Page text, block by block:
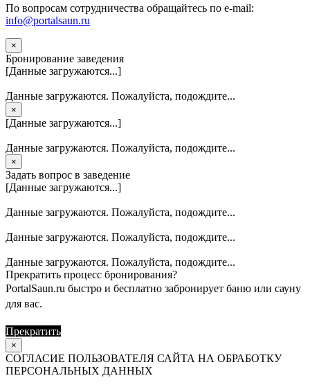
По вопросам сотрудничества обращайтесь по e-mail:
info@portalsaun.ru
×
Бронирование заведения
[Данные загружаются...]
Данные загружаются. Пожалуйста, подождите...
×
[Данные загружаются...]
Данные загружаются. Пожалуйста, подождите...
×
Задать вопрос в заведение
[Данные загружаются...]
Данные загружаются. Пожалуйста, подождите...
Данные загружаются. Пожалуйста, подождите...
Данные загружаются. Пожалуйста, подождите...
Прекратить процесс бронирования?
PortalSaun.ru быстро и бесплатно забронирует баню или сауну
для вас.
Прекратить
×
СОГЛАСИЕ ПОЛЬЗОВАТЕЛЯ САЙТА НА ОБРАБОТКУ
ПЕРСОНАЛЬНЫХ ДАННЫХ